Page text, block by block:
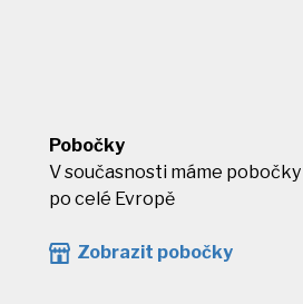
Pobočky
V současnosti máme pobočky
po celé Evropě
Zobrazit pobočky